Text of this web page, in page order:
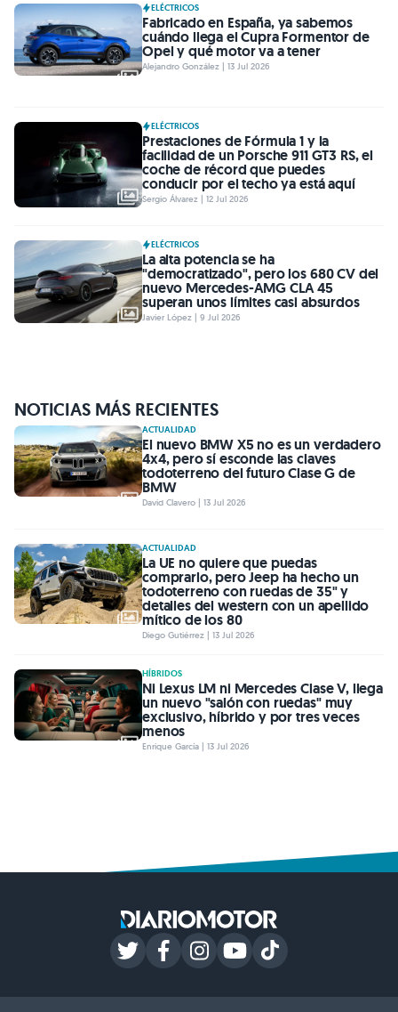
ELÉCTRICOS
Fabricado en España, ya sabemos
cuándo llega el Cupra Formentor de
Opel y qué motor va a tener
Alejandro González | 13 Jul 2026
ELÉCTRICOS
Prestaciones de Fórmula 1 y la
facilidad de un Porsche 911 GT3 RS, el
coche de récord que puedes
conducir por el techo ya está aquí
Sergio Álvarez | 12 Jul 2026
ELÉCTRICOS
La alta potencia se ha
"democratizado", pero los 680 CV del
nuevo Mercedes-AMG CLA 45
superan unos límites casi absurdos
Javier López | 9 Jul 2026
NOTICIAS MÁS RECIENTES
ACTUALIDAD
El nuevo BMW X5 no es un verdadero
4x4, pero sí esconde las claves
todoterreno del futuro Clase G de
BMW
David Clavero | 13 Jul 2026
ACTUALIDAD
La UE no quiere que puedas
comprarlo, pero Jeep ha hecho un
todoterreno con ruedas de 35" y
detalles del western con un apellido
mítico de los 80
Diego Gutiérrez | 13 Jul 2026
HÍBRIDOS
Ni Lexus LM ni Mercedes Clase V, llega
un nuevo "salón con ruedas" muy
exclusivo, híbrido y por tres veces
menos
Enrique García | 13 Jul 2026